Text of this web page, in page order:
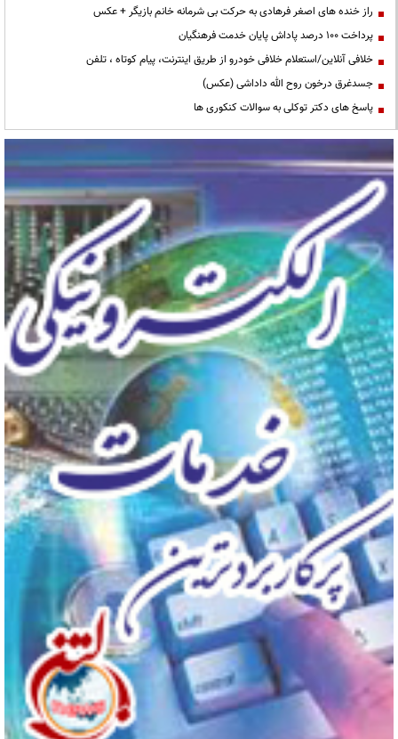
راز خنده های اصغر فرهادی به حرکت بی شرمانه خانم بازیگر + عکس
پرداخت ۱۰۰ درصد پاداش پایان خدمت فرهنگیان
خلافی آنلاین/استعلام خلافی خودرو از طریق اینترنت، پیام کوتاه ، تلفن
جسدغرق درخون روح الله داداشی (عکس)
پاسخ های دکتر توکلی به سوالات کنکوری ها